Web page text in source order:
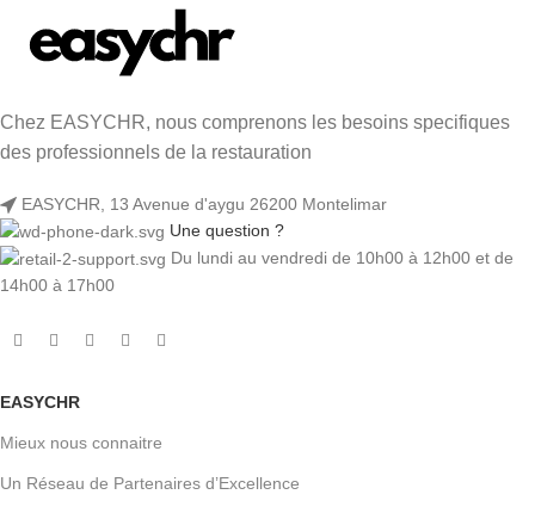
Chez EASYCHR, nous comprenons les besoins specifiques
des professionnels de la restauration
EASYCHR, 13 Avenue d'aygu 26200 Montelimar
Une question ?
Du lundi au vendredi de 10h00 à 12h00 et de
14h00 à 17h00
EASYCHR
Mieux nous connaitre
Un Réseau de Partenaires d’Excellence